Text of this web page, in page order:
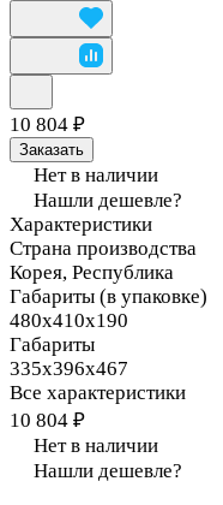
10 804 ₽
Заказать
Нет в наличии
Нашли дешевле?
Характеристики
Страна производства
Корея, Республика
Габариты (в упаковке)
480х410х190
Габариты
335х396х467
Все характеристики
10 804 ₽
Нет в наличии
Нашли дешевле?